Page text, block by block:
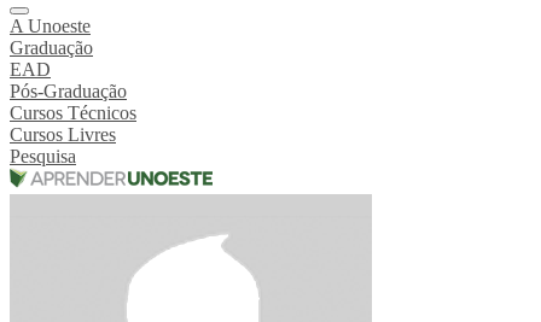
A Unoeste
Graduação
EAD
Pós-Graduação
Cursos Técnicos
Cursos Livres
Pesquisa